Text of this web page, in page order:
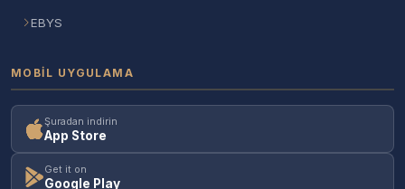
EBYS
MOBIL UYGULAMA
Şuradan indirin
App Store
Get it on
Google Play